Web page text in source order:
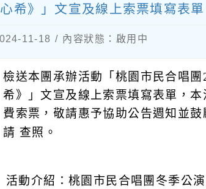
希》」文宣及線上索票填寫表單
11-18 / 內容狀態：啟用中
檢送本團承辦活動「桃園市民合唱
希》」文宣及線上索票填寫表單，
費索票，敬請惠予協助公告週知並鼓
請 查照。
活動介紹：桃園市民合唱團冬季公